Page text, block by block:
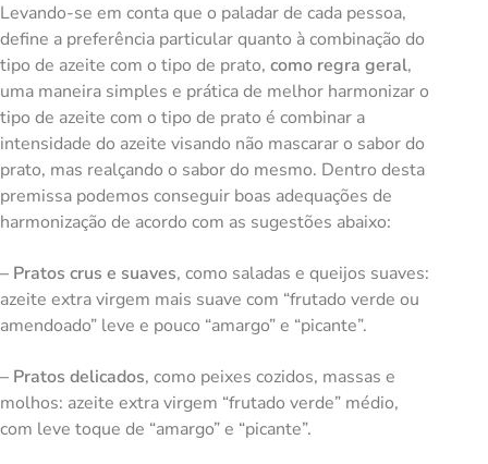
Levando-se em conta que o paladar de cada pessoa,
define a preferência particular quanto à combinação do
tipo de azeite com o tipo de prato, como regra geral,
uma maneira simples e prática de melhor harmonizar o
tipo de azeite com o tipo de prato é combinar a
intensidade do azeite visando não mascarar o sabor do
prato, mas realçando o sabor do mesmo. Dentro desta
premissa podemos conseguir boas adequações de
harmonização de acordo com as sugestões abaixo:
– Pratos crus e suaves, como saladas e queijos suaves:
azeite extra virgem mais suave com “frutado verde ou
amendoado” leve e pouco “amargo” e “picante”.
– Pratos delicados, como peixes cozidos, massas e
molhos: azeite extra virgem “frutado verde” médio,
com leve toque de “amargo” e “picante”.